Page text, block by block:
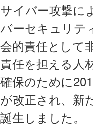
サイバー攻撃に
バーセキュリテ
会的責任として
責任を担える人
確保のために
が改正され、新
誕生しました。